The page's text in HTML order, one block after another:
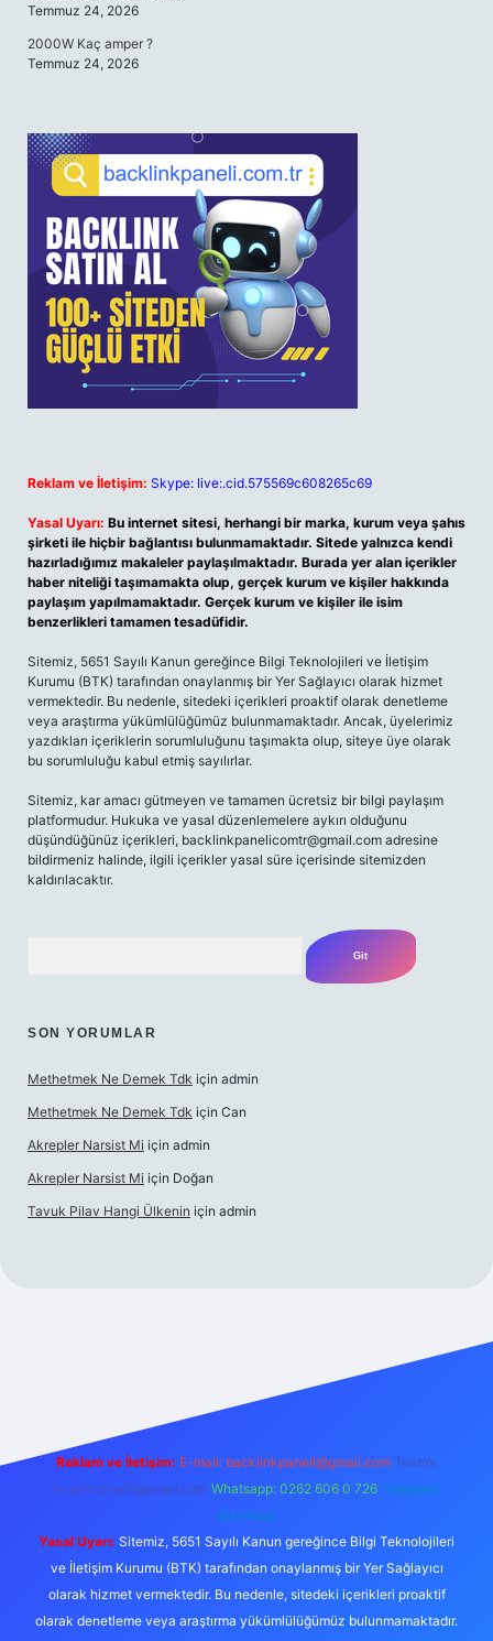
Temmuz 24, 2026
2000W Kaç amper ?
Temmuz 24, 2026
Reklam ve İletişim: Skype: live:.cid.575569c608265c69
Yasal Uyarı: Bu internet sitesi, herhangi bir marka, kurum veya şahıs
şirketi ile hiçbir bağlantısı bulunmamaktadır. Sitede yalnızca kendi
hazırladığımız makaleler paylaşılmaktadır. Burada yer alan içerikler
haber niteliği taşımamakta olup, gerçek kurum ve kişiler hakkında
paylaşım yapılmamaktadır. Gerçek kurum ve kişiler ile isim
benzerlikleri tamamen tesadüfidir.
Sitemiz, 5651 Sayılı Kanun gereğince Bilgi Teknolojileri ve İletişim
Kurumu (BTK) tarafından onaylanmış bir Yer Sağlayıcı olarak hizmet
vermektedir. Bu nedenle, sitedeki içerikleri proaktif olarak denetleme
veya araştırma yükümlülüğümüz bulunmamaktadır. Ancak, üyelerimiz
yazdıkları içeriklerin sorumluluğunu taşımakta olup, siteye üye olarak
bu sorumluluğu kabul etmiş sayılırlar.
Sitemiz, kar amacı gütmeyen ve tamamen ücretsiz bir bilgi paylaşım
platformudur. Hukuka ve yasal düzenlemelere aykırı olduğunu
düşündüğünüz içerikleri, backlinkpanelicomtr@gmail.com adresine
bildirmeniz halinde, ilgili içerikler yasal süre içerisinde sitemizden
kaldırılacaktır.
SON YORUMLAR
Methetmek Ne Demek Tdk için admin
Methetmek Ne Demek Tdk için Can
Akrepler Narsist Mi için admin
Akrepler Narsist Mi için Doğan
Tavuk Pilav Hangi Ülkenin için admin
Reklam ve İletişim: E-mail: backlinkpaneli@gmail.com Teams:
forumhizmeti@gmail.com Whatsapp: 0262 606 0 726 Telegram:
@karabul
Yasal Uyarı: Sitemiz, 5651 Sayılı Kanun gereğince Bilgi Teknolojileri
ve İletişim Kurumu (BTK) tarafından onaylanmış bir Yer Sağlayıcı
olarak hizmet vermektedir. Bu nedenle, sitedeki içerikleri proaktif
olarak denetleme veya araştırma yükümlülüğümüz bulunmamaktadır.